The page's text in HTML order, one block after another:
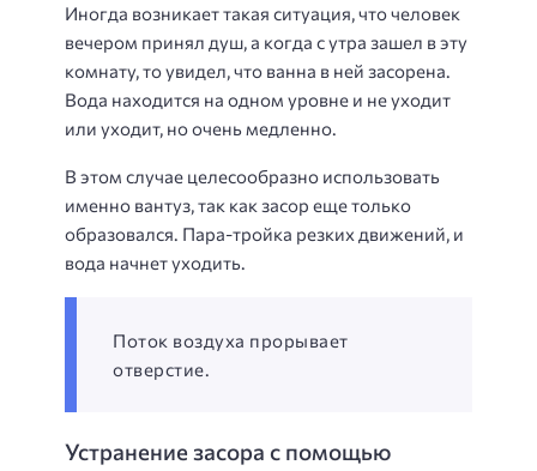
Иногда возникает такая ситуация, что человек
вечером принял душ, а когда с утра зашел в эту
комнату, то увидел, что ванна в ней засорена.
Вода находится на одном уровне и не уходит
или уходит, но очень медленно.
В этом случае целесообразно использовать
именно вантуз, так как засор еще только
образовался. Пара-тройка резких движений, и
вода начнет уходить.
Поток воздуха прорывает
отверстие.
Устранение засора с помощью